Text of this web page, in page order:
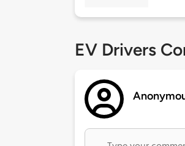
EV Drivers